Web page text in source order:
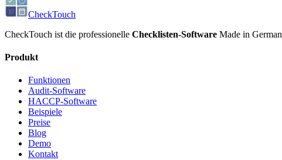
CheckTouch
CheckTouch ist die professionelle Checklisten-Software Made in
Produkt
Funktionen
Audit-Software
HACCP-Software
Beispiele
Preise
Blog
Demo
Kontakt